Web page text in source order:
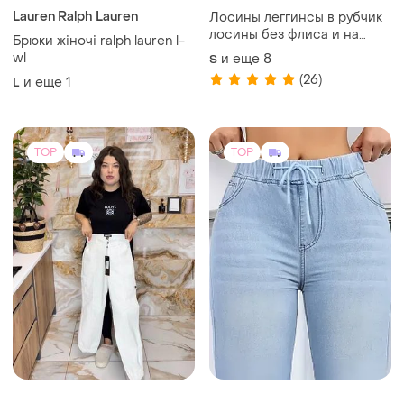
Lauren Ralph Lauren
Брюки жіночі ralph lauren l-
wl
L и еще 1
Лосины леггинсы в рубчик
лосины без флиса и на
флисе теплые в рубчик
S и еще 8
(26)
TOP TOP